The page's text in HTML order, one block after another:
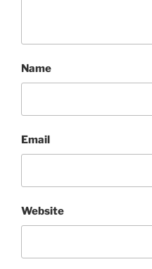
Name
Email
Website